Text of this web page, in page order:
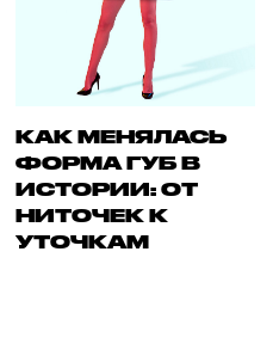
КАК МЕНЯЛАСЬ
ФОРМА ГУБ В
ИСТОРИИ: ОТ
НИТОЧЕК К
УТОЧКАМ